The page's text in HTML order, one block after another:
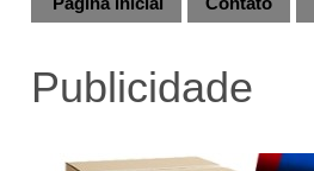
Publicidade